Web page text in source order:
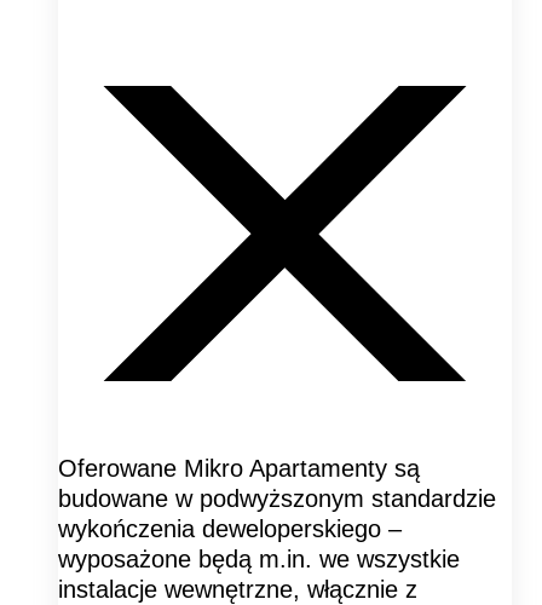
Oferowane Mikro Apartamenty są
budowane w podwyższonym standardzie
wykończenia deweloperskiego –
wyposażone będą m.in. we wszystkie
instalacje wewnętrzne, włącznie z